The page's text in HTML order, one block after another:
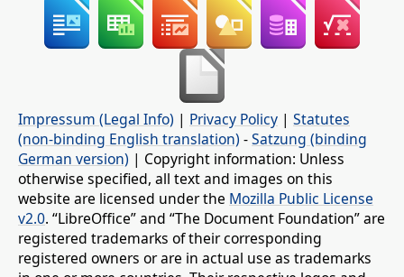
Impressum (Legal Info) | Privacy Policy | Statutes
(non-binding English translation) -Satzung (binding
German version) | Copyright information: Unless
otherwise specified, all text and images on this
website are licensed under the Mozilla Public License
v2.0. “LibreOffice” and “The Document Foundation” are
registered trademarks of their corresponding
registered owners or are in actual use as trademarks